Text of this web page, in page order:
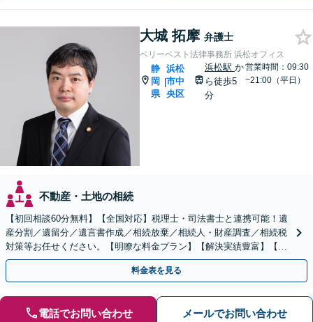
大城 拓摩 弁護士
ベリーベスト法律事務所 浜松オフィス
静
岡
県
|
浜松
市中
央区
浜松駅 か
ら徒歩5
分
営業時間：09:30
~21:00（平日）
不動産・土地の相続
【初回相談60分無料】【全国対応】税理士・司法書士と連携可能！遺
産分割／遺留分／遺言書作成／相続放棄／相続人・財産調査／相続税
対策等お任せください。【明瞭な料金プラン】【解決実績豊富】【電
話相談可】
料金表を見る
電話でお問い合わせ メールでお問い合わせ